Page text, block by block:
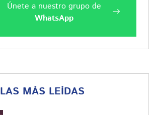
Únete a nuestro grupo de
WhatsApp
LAS MÁS LEÍDAS